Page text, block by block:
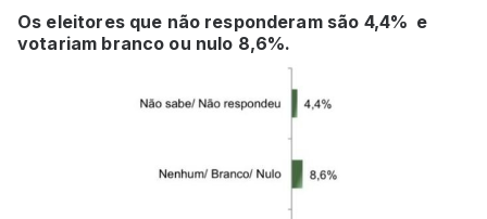
Os eleitores que não responderam são 4,4% e
votariam branco ou nulo 8,6%.